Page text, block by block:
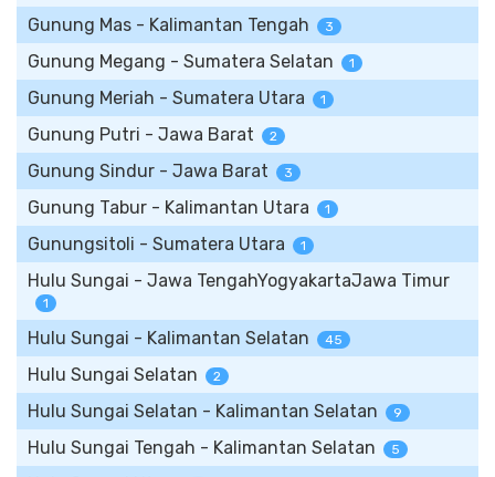
Gunung Mas - Kalimantan Tengah 3
Gunung Megang - Sumatera Selatan 1
Gunung Meriah - Sumatera Utara 1
Gunung Putri - Jawa Barat 2
Gunung Sindur - Jawa Barat 3
Gunung Tabur - Kalimantan Utara 1
Gunungsitoli - Sumatera Utara 1
Hulu Sungai - Jawa TengahYogyakartaJawa Timur
1
Hulu Sungai - Kalimantan Selatan 45
Hulu Sungai Selatan 2
Hulu Sungai Selatan - Kalimantan Selatan 9
Hulu Sungai Tengah - Kalimantan Selatan 5